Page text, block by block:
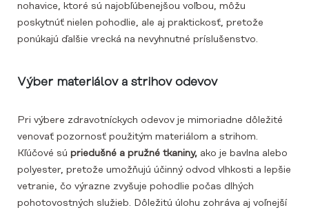
nohavice, ktoré sú najobľúbenejšou voľbou, môžu
poskytnúť nielen pohodlie, ale aj praktickosť, pretože
ponúkajú ďalšie vrecká na nevyhnutné príslušenstvo.
Výber materiálov a strihov odevov
Pri výbere zdravotníckych odevov je mimoriadne dôležité
venovať pozornosť použitým materiálom a strihom.
Kľúčové sú priedušné a pružné tkaniny, ako je bavlna alebo
polyester, pretože umožňujú účinný odvod vlhkosti a lepšie
vetranie, čo výrazne zvyšuje pohodlie počas dlhých
pohotovostných služieb. Dôležitú úlohu zohráva aj voľnejší